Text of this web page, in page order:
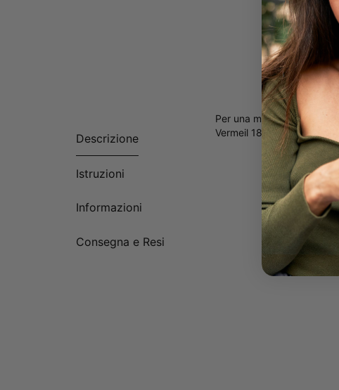
Descrizione
Istruzioni
Informazioni
Consegna e Resi
Per una mamma, la
Vermeil 18k.